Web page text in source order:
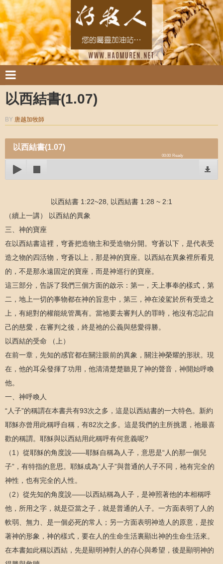
以西結書(1.07)
BY 唐越加牧師
以西結書(1.07)
00:00 Ready
以西結書 1:22~28, 以西結書 1:28 ~ 2:1
（續上一講） 以西結的異象
三、神的寶座
在以西結書這裡，穹蒼把造物主和受造物分開。穹蒼以下，是代表受
造之物的四活物，穹蒼以上，那是神的寶座。以西結在異象裡所看見
的，不是那永遠固定的寶座，而是神巡行的寶座。
這三部分，告訴了我們三個方面的啟示：第一，天上事奉的樣式，第
二，地上一切的事物都在神的旨意中，第三，神在淩駕於所有受造之
上，有絕對的權能統管萬有。當祂要去審判人的罪時，祂沒有忘記自
己的慈愛，在審判之後，終是祂的公義與慈愛得勝。
以西結的受命 （上）
在前一章，先知的感官都在關注眼前的異象，關注神榮耀的形狀。現
在，他的耳朵發揮了功用，他清清楚楚聽見了神的聲音，神開始呼喚
他。
一、神呼喚人
“人子”的稱謂在本書共有93次之多，這是以西結書的一大特色。新約
耶穌亦曾用此稱呼自稱，有82次之多。這是我們的主所挑選，祂最喜
歡的稱謂。耶穌與以西結用此稱呼有何意義呢?
（1）從耶穌的角度說——耶穌自稱為人子，意思是“人的那一個兒
子”，有特指的意思。耶穌成為“人子”與普通的人子不同，祂有完全的
神性，也有完全的人性。
（2）從先知的角度說——以西結稱為人子，是神照著他的本相稱呼
他，所用之字，就是亞當之子，就是普通的人子。一方面表明了人的
軟弱、無力、是一個必死的常人；另一方面表明神造人的原意，是按
著神的形象，神的樣式，要在人的生命生活裏顯出神的生命生活來。
在本書如此稱以西結，先是顯明神對人的存心與希望，後是顯明神的